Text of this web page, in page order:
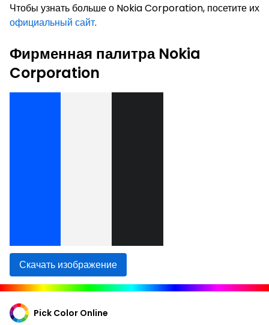
Чтобы узнать больше о Nokia Corporation, посетите их
официальный сайт.
Фирменная палитра Nokia
Corporation
Скачать изображение
Pick Color Online